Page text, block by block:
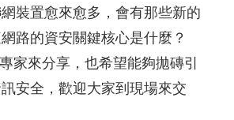
裝置愈來愈多，會有那些新的
路的資安關鍵核心是什麼？
家來分享，也希望能夠拋磚引
安全，歡迎大家到現場來交